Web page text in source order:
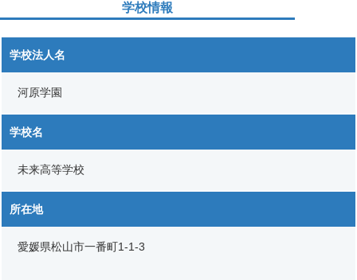
学校情報
学校法人名
河原学園
学校名
未来高等学校
所在地
愛媛県松山市一番町1-1-3